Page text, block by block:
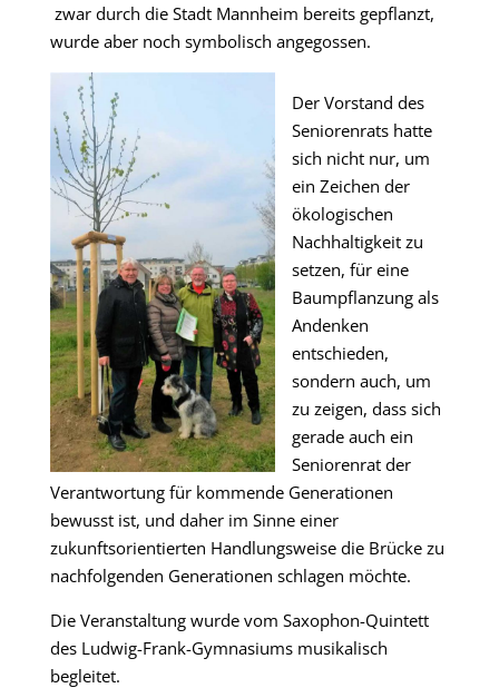
zwar durch die Stadt Mannheim bereits gepflanzt,
wurde aber noch symbolisch angegossen.
Der Vorstand des
Seniorenrats hatte
sich nicht nur, um
ein Zeichen der
ökologischen
Nachhaltigkeit zu
setzen, für eine
Baumpflanzung als
Andenken
entschieden,
sondern auch, um
zu zeigen, dass sich
gerade auch ein
Seniorenrat der
Verantwortung für kommende Generationen
bewusst ist, und daher im Sinne einer
zukunftsorientierten Handlungsweise die Brücke zu
nachfolgenden Generationen schlagen möchte.
Die Veranstaltung wurde vom Saxophon-Quintett
des Ludwig-Frank-Gymnasiums musikalisch
begleitet.